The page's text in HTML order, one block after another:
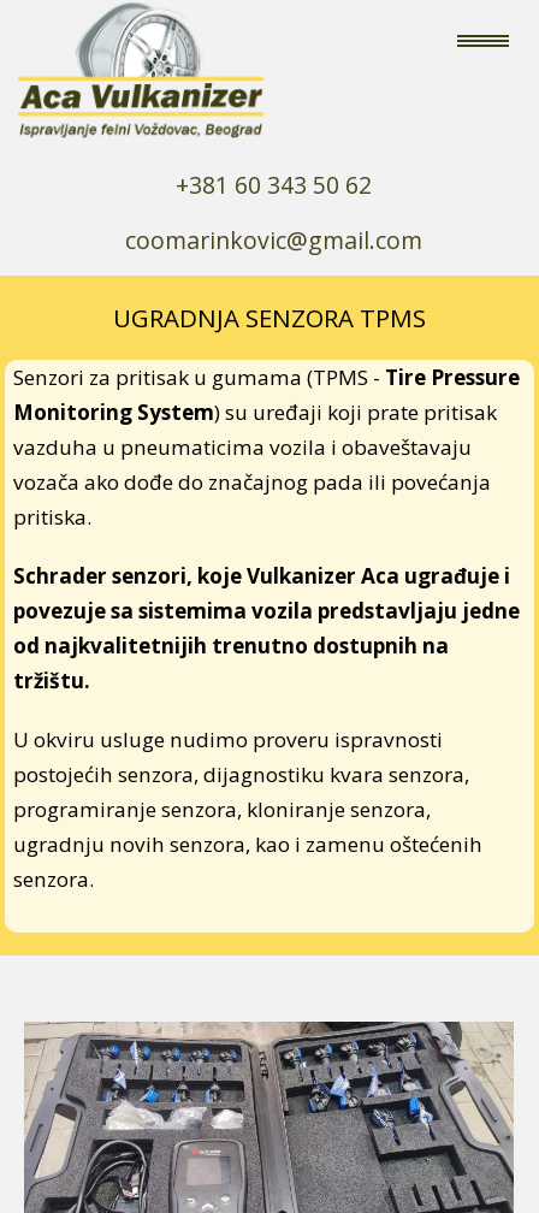
+381 60 343 50 62
coomarinkovic@gmail.com
UGRADNJA SENZORA TPMS
Senzori za pritisak u gumama (TPMS - Tire Pressure
Monitoring System) su uređaji koji prate pritisak
vazduha u pneumaticima vozila i obaveštavaju
vozača ako dođe do značajnog pada ili povećanja
pritiska.
Schrader senzori, koje Vulkanizer Aca ugrađuje i
povezuje sa sistemima vozila predstavljaju jedne
od najkvalitetnijih trenutno dostupnih na
tržištu.
U okviru usluge nudimo proveru ispravnosti
postojećih senzora, dijagnostiku kvara senzora,
programiranje senzora, kloniranje senzora,
ugradnju novih senzora, kao i zamenu oštećenih
senzora.